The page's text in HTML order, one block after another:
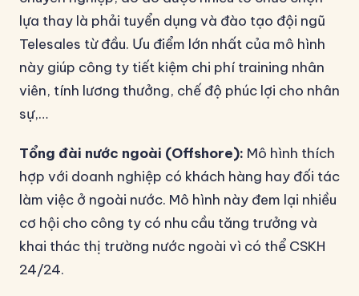
lựa thay là phải tuyển dụng và đào tạo đội ngũ
Telesales từ đầu. Ưu điểm lớn nhất của mô hình
này giúp công ty tiết kiệm chi phí training nhân
viên, tính lương thưởng, chế độ phúc lợi cho nhân
sự,…
Tổng đài nước ngoài (Offshore): Mô hình thích
hợp với doanh nghiệp có khách hàng hay đối tác
làm việc ở ngoài nước. Mô hình này đem lại nhiều
cơ hội cho công ty có nhu cầu tăng trưởng và
khai thác thị trường nước ngoài vì có thể CSKH
24/24.